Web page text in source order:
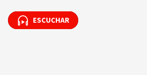
ESCUCHAR
ESCUCHAR